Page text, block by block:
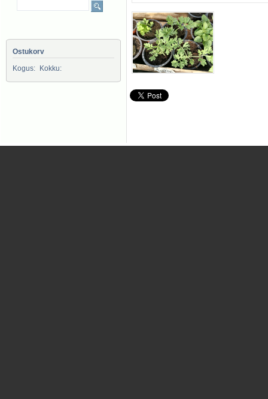
Ostukorv
Kogus:
Kokku: